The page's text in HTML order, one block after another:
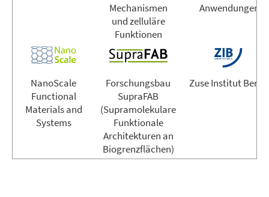
Mechanismen
und zelluläre
Funktionen
Anwendungen
NanoScale
Functional
Materials and
Systems
Forschungsbau
SupraFAB
(Supramolekulare
Funktionale
Architekturen an
Biogrenzflächen)
Zuse Institut Berlin